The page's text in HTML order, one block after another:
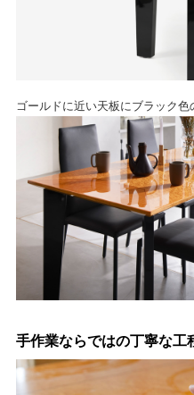
ゴールドに近い天板にブラック色
手作業ならではの丁寧な工